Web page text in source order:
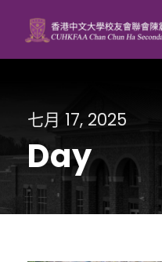
七月 17, 2025
Day